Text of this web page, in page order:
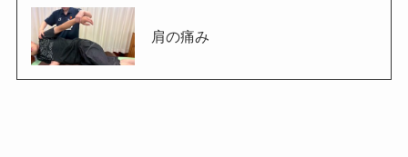
肩の痛み